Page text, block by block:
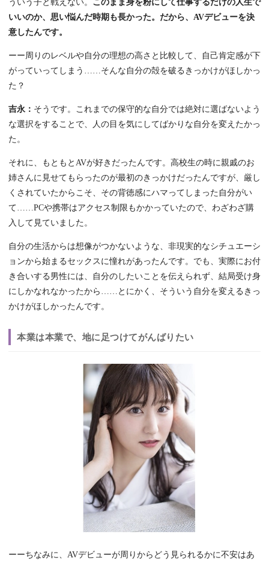
ういう子と戦えない。 このまま身を粉にして仕事するだけの人生で
いいのか、思い悩んだ時期も長かった。だから、AVデビューを決
意したんです。
ーー周りのレベルや自分の理想の高さと比較して、自己肯定感が下
がっていってしまう……そんな自分の殻を破るきっかけがほしかっ
た？
吉永： そうです。これまでの保守的な自分では絶対に選ばないよう
な選択をすることで、人の目を気にしてばかりな自分を変えたかっ
た。
それに、もともとAVが好きだったんです。高校生の時に親戚のお
姉さんに見せてもらったのが最初のきっかけだったんですが、厳し
くされていたからこそ、その背徳感にハマってしまった自分がい
て……PCや携帯はアクセス制限もかかっていたので、わざわざ購
入して見ていました。
自分の生活からは想像がつかないような、非現実的なシチュエーシ
ョンから始まるセックスに憧れがあったんです。でも、実際にお付
き合いする男性には、自分のしたいことを伝えられず、結局受け身
にしかなれなかったから……とにかく、そういう自分を変えるきっ
かけがほしかったんです。
本業は本業で、地に足つけてがんばりたい
ーーちなみに、AVデビューが周りからどう見られるかに不安はあ